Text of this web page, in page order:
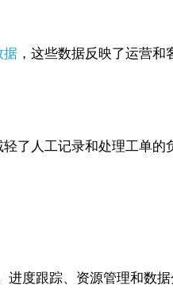
据 ，这些数据反映了运营
了人工记录和处理工单
度跟踪、资源管理和数据